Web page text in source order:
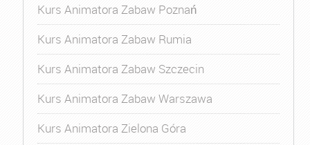
Kurs Animatora Zabaw Poznań
Kurs Animatora Zabaw Rumia
Kurs Animatora Zabaw Szczecin
Kurs Animatora Zabaw Warszawa
Kurs Animatora Zielona Góra